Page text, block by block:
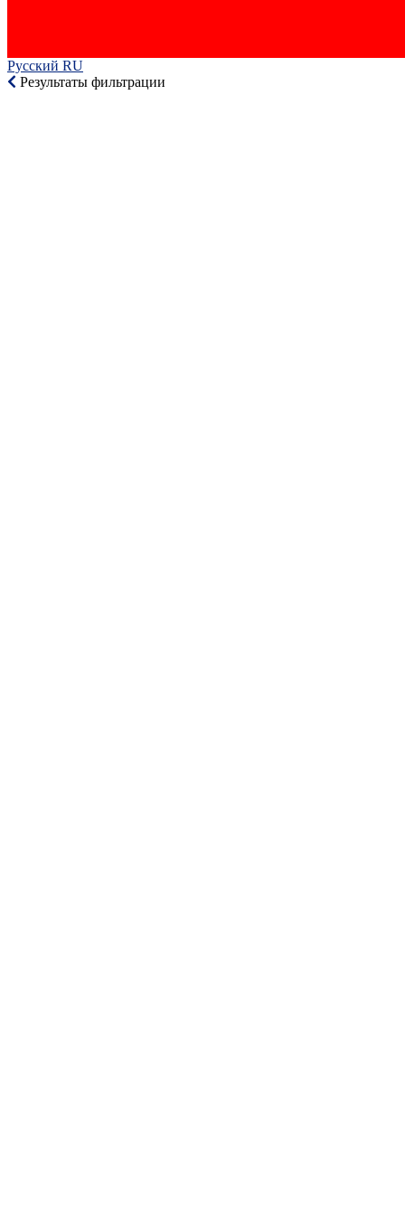
Русский RU‎
Результаты фильтрации